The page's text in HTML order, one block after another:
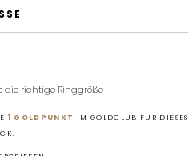
die richtige Ringgröße
1 GOLDPUNKT IM GOLDCLUB FÜR DIESES